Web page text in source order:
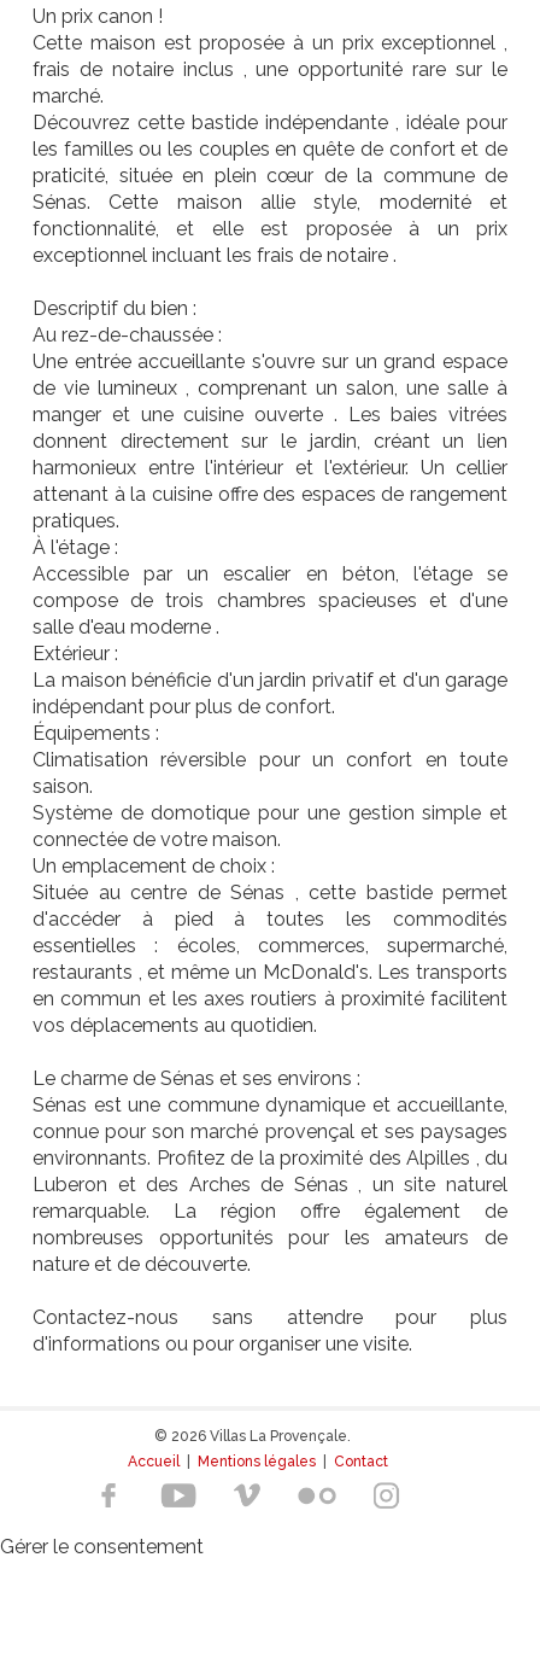
Un prix canon !
Cette maison est proposée à un prix exceptionnel ,
frais de notaire inclus , une opportunité rare sur le
marché.
Découvrez cette bastide indépendante , idéale pour
les familles ou les couples en quête de confort et de
praticité, située en plein cœur de la commune de
Sénas. Cette maison allie style, modernité et
fonctionnalité, et elle est proposée à un prix
exceptionnel incluant les frais de notaire .
Descriptif du bien :
Au rez-de-chaussée :
Une entrée accueillante s'ouvre sur un grand espace
de vie lumineux , comprenant un salon, une salle à
manger et une cuisine ouverte . Les baies vitrées
donnent directement sur le jardin, créant un lien
harmonieux entre l'intérieur et l'extérieur. Un cellier
attenant à la cuisine offre des espaces de rangement
pratiques.
À l'étage :
Accessible par un escalier en béton, l'étage se
compose de trois chambres spacieuses et d'une
salle d'eau moderne .
Extérieur :
La maison bénéficie d'un jardin privatif et d'un garage
indépendant pour plus de confort.
Équipements :
Climatisation réversible pour un confort en toute
saison.
Système de domotique pour une gestion simple et
connectée de votre maison.
Un emplacement de choix :
Située au centre de Sénas , cette bastide permet
d'accéder à pied à toutes les commodités
essentielles : écoles, commerces, supermarché,
restaurants , et même un McDonald's. Les transports
en commun et les axes routiers à proximité facilitent
vos déplacements au quotidien.
Le charme de Sénas et ses environs :
Sénas est une commune dynamique et accueillante,
connue pour son marché provençal et ses paysages
environnants. Profitez de la proximité des Alpilles , du
Luberon et des Arches de Sénas , un site naturel
remarquable. La région offre également de
nombreuses opportunités pour les amateurs de
nature et de découverte.
Contactez-nous sans attendre pour plus
d'informations ou pour organiser une visite.
© 2026 Villas La Provençale.
Accueil| Mentions légales Contact
Gérer le consentement